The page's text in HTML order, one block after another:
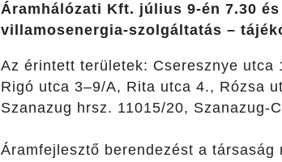
Áramhálózati Kft. július 9-én 7.30
villamosenergia-szolgáltatás –
Az érintett területek: Cseresznye utca
Rigó utca 3–9/A, Rita utca 4., Rózsa
Szanazug hrsz. 11015/20, Szanazug-
Áramfejlesztő berendezést a